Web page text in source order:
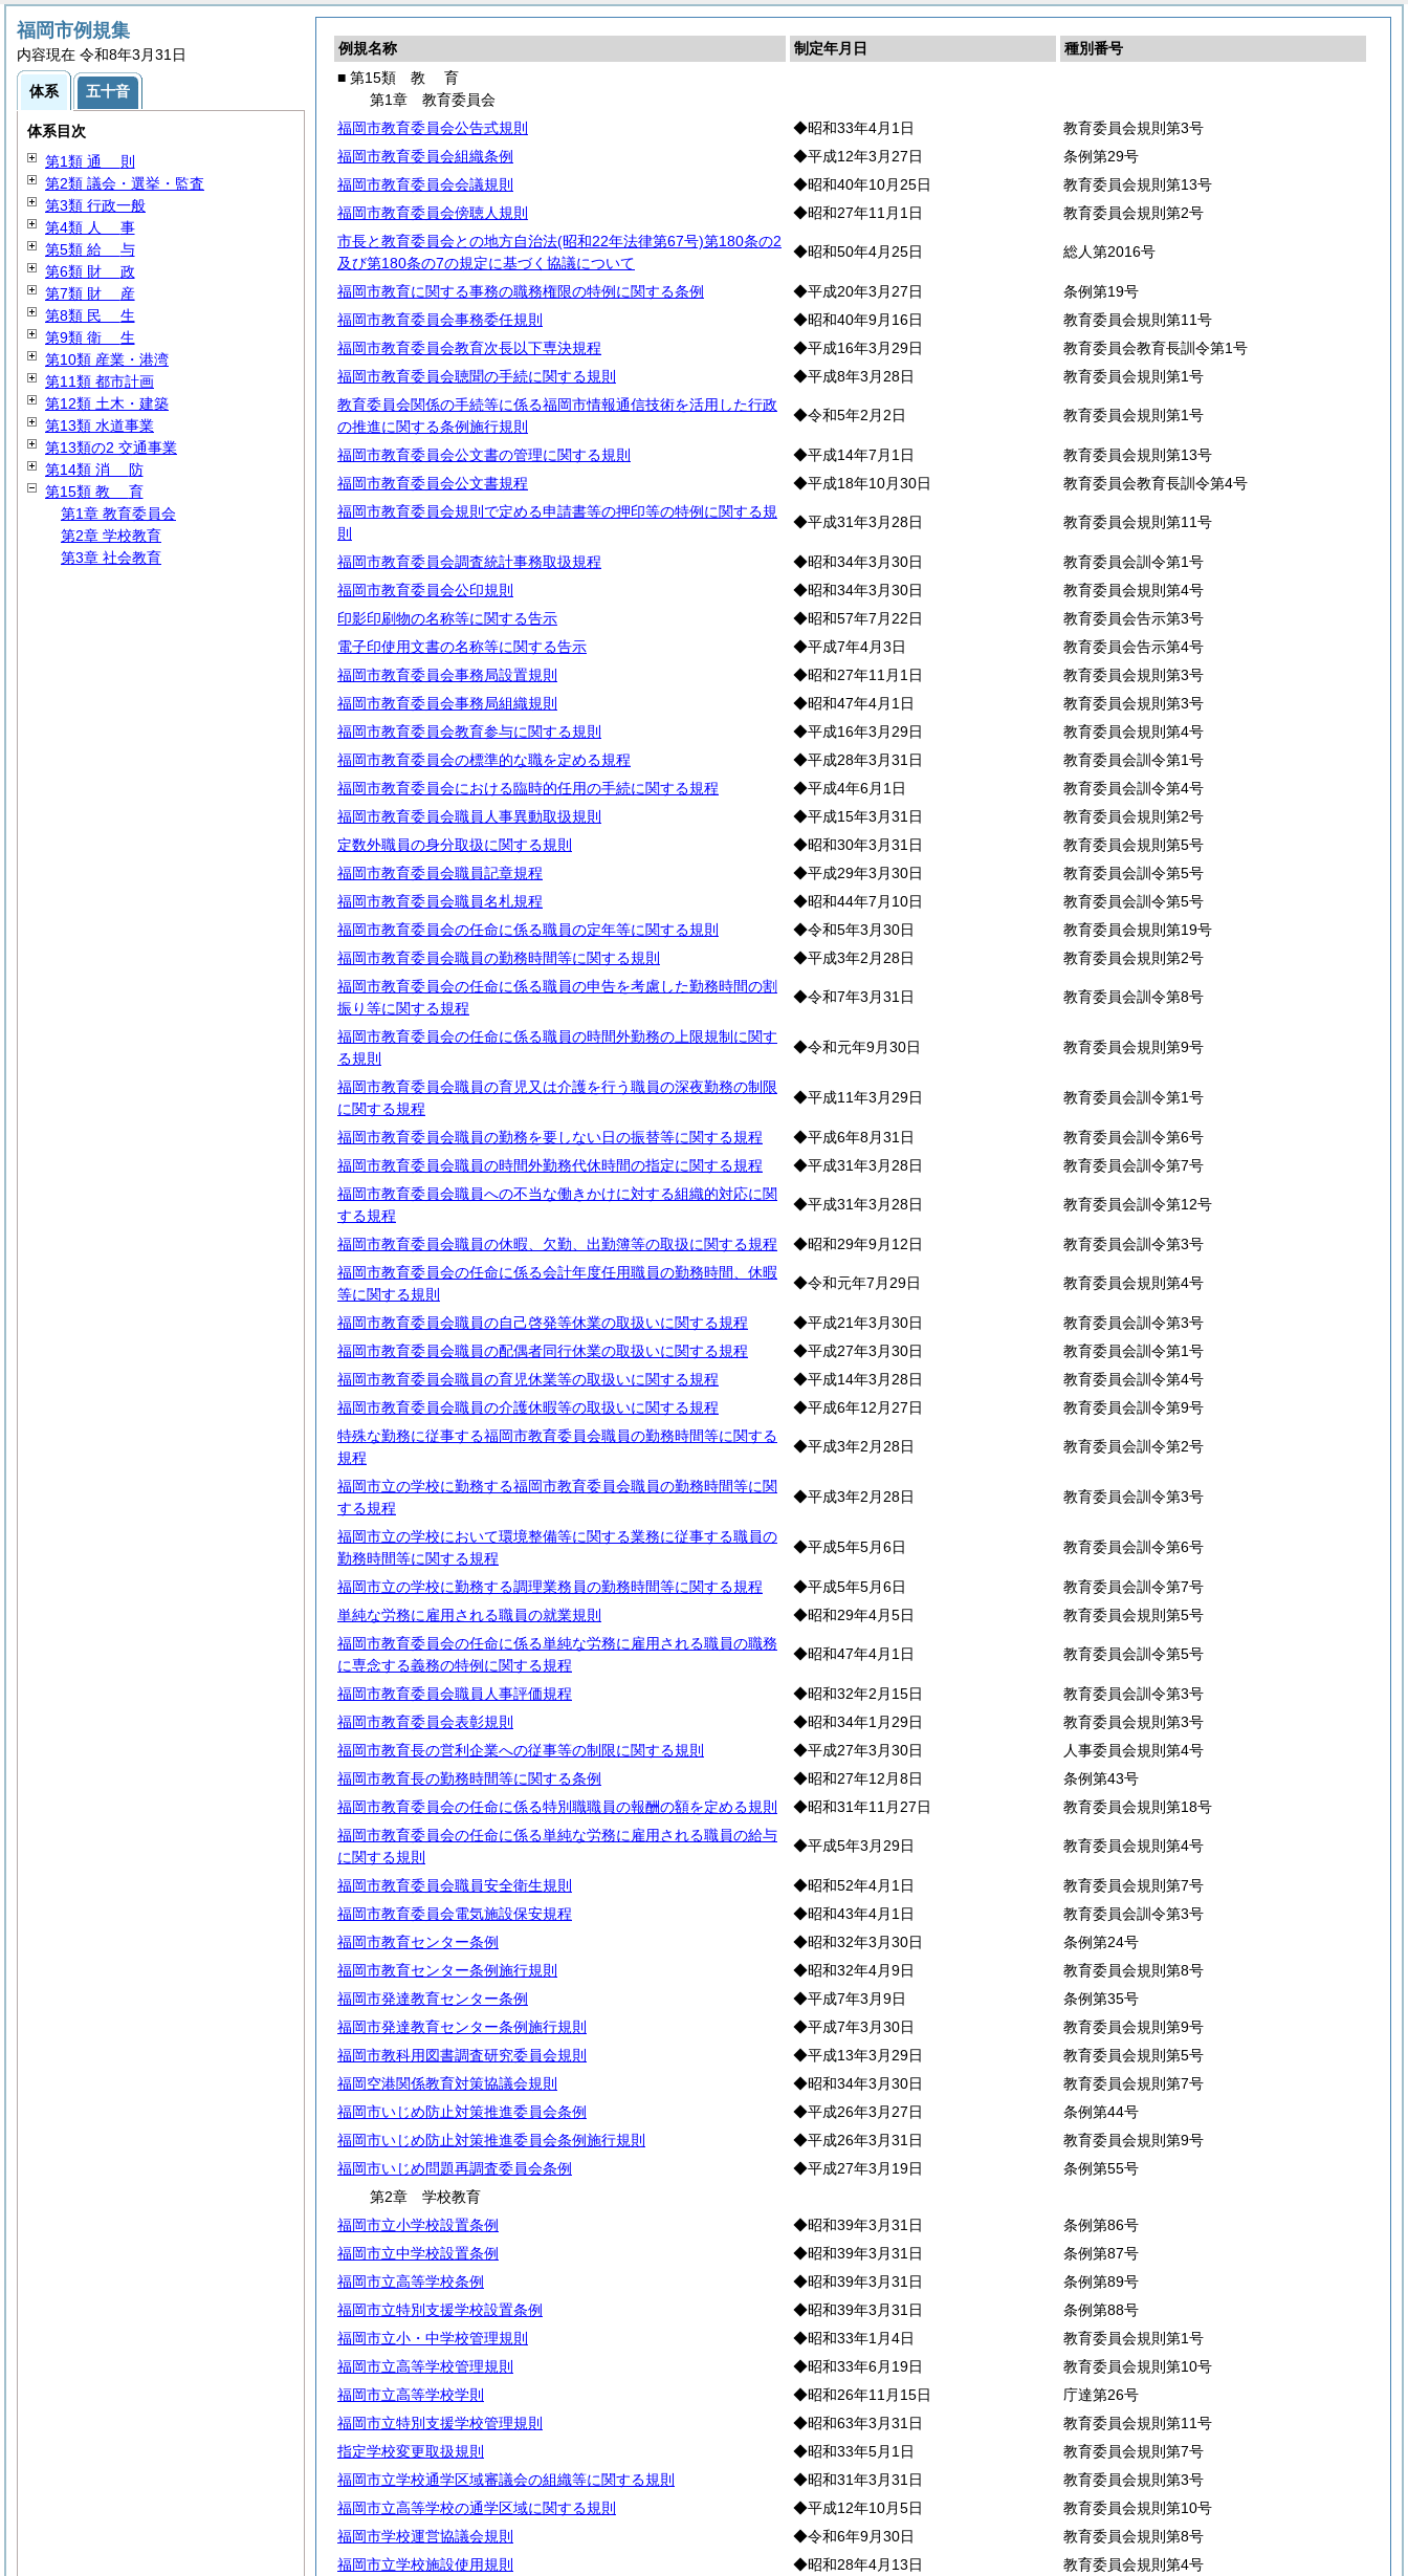
例規名称 制定年月日
種別番号
■ 第15類 教 育
第1章 教育委員会
福岡市教育委員会公告式規則
◆昭和33年4月1日
教育委員会規則第3号
福岡市教育委員会組織条例
◆平成12年3月27日
条例第29号
福岡市教育委員会会議規則
◆昭和40年10月25日
教育委員会規則第13号
福岡市教育委員会傍聴人規則
◆昭和27年11月1日
教育委員会規則第2号
市長と教育委員会との地方自治法(昭和22年法律第67号)第180条の2
及び第180条の7の規定に基づく協議について
◆昭和50年4月25日 総人第2016号
福岡市教育に関する事務の職務権限の特例に関する条例 ◆平成20年3月27日
条例第19号
福岡市教育委員会事務委任規則
◆昭和40年9月16日
教育委員会規則第11号
福岡市教育委員会教育次長以下専決規程
◆平成16年3月29日
教育委員会教育長訓令第1号
福岡市教育委員会聴聞の手続に関する規則
◆平成8年3月28日
教育委員会規則第1号
教育委員会関係の手続等に係る福岡市情報通信技術を活用した行政
の推進に関する条例施行規則
◆令和5年2月2日 教育委員会規則第1号
福岡市教育委員会公文書の管理に関する規則 ◆平成14年7月1日
教育委員会規則第13号
福岡市教育委員会公文書規程
◆平成18年10月30日
教育委員会教育長訓令第4号
福岡市教育委員会規則で定める申請書等の押印等の特例に関する規
則
◆平成31年3月28日 教育委員会規則第11号
福岡市教育委員会調査統計事務取扱規程 ◆昭和34年3月30日
教育委員会訓令第1号
福岡市教育委員会公印規則
◆昭和34年3月30日
教育委員会規則第4号
印影印刷物の名称等に関する告示
◆昭和57年7月22日
教育委員会告示第3号
電子印使用文書の名称等に関する告示
◆平成7年4月3日
教育委員会告示第4号
福岡市教育委員会事務局設置規則
◆昭和27年11月1日
教育委員会規則第3号
福岡市教育委員会事務局組織規則
◆昭和47年4月1日
教育委員会規則第3号
福岡市教育委員会教育参与に関する規則
◆平成16年3月29日
教育委員会規則第4号
福岡市教育委員会の標準的な職を定める規程
◆平成28年3月31日
教育委員会訓令第1号
福岡市教育委員会における臨時的任用の手続に関する規程
◆平成4年6月1日
教育委員会訓令第4号
福岡市教育委員会職員人事異動取扱規則
◆平成15年3月31日
教育委員会規則第2号
定数外職員の身分取扱に関する規則
◆昭和30年3月31日
教育委員会規則第5号
福岡市教育委員会職員記章規程
◆平成29年3月30日
教育委員会訓令第5号
福岡市教育委員会職員名札規程
◆昭和44年7月10日
教育委員会訓令第5号
福岡市教育委員会の任命に係る職員の定年等に関する規則
◆令和5年3月30日
教育委員会規則第19号
福岡市教育委員会職員の勤務時間等に関する規則
◆平成3年2月28日
教育委員会規則第2号
福岡市教育委員会の任命に係る職員の申告を考慮した勤務時間の割
振り等に関する規程
◆令和7年3月31日 教育委員会訓令第8号
福岡市教育委員会の任命に係る職員の時間外勤務の上限規制に関す
る規則
◆令和元年9月30日 教育委員会規則第9号
福岡市教育委員会職員の育児又は介護を行う職員の深夜勤務の制限
に関する規程
◆平成11年3月29日 教育委員会訓令第1号
福岡市教育委員会職員の勤務を要しない日の振替等に関する規程 ◆平成6年8月31日
教育委員会訓令第6号
福岡市教育委員会職員の時間外勤務代休時間の指定に関する規程
◆平成31年3月28日
教育委員会訓令第7号
福岡市教育委員会職員への不当な働きかけに対する組織的対応に関
する規程
◆平成31年3月28日 教育委員会訓令第12号
福岡市教育委員会職員の休暇、欠勤、出勤簿等の取扱に関する規程 ◆昭和29年9月12日
教育委員会訓令第3号
福岡市教育委員会の任命に係る会計年度任用職員の勤務時間、休暇
等に関する規則
◆令和元年7月29日 教育委員会規則第4号
福岡市教育委員会職員の自己啓発等休業の取扱いに関する規程 ◆平成21年3月30日
教育委員会訓令第3号
福岡市教育委員会職員の配偶者同行休業の取扱いに関する規程
◆平成27年3月30日
教育委員会訓令第1号
福岡市教育委員会職員の育児休業等の取扱いに関する規程
◆平成14年3月28日
教育委員会訓令第4号
福岡市教育委員会職員の介護休暇等の取扱いに関する規程
◆平成6年12月27日
教育委員会訓令第9号
特殊な勤務に従事する福岡市教育委員会職員の勤務時間等に関する
規程
◆平成3年2月28日 教育委員会訓令第2号
福岡市立の学校に勤務する福岡市教育委員会職員の勤務時間等に関
する規程
◆平成3年2月28日 教育委員会訓令第3号
福岡市立の学校において環境整備等に関する業務に従事する職員の
勤務時間等に関する規程
◆平成5年5月6日 教育委員会訓令第6号
福岡市立の学校に勤務する調理業務員の勤務時間等に関する規程 ◆平成5年5月6日
教育委員会訓令第7号
単純な労務に雇用される職員の就業規則
◆昭和29年4月5日
教育委員会規則第5号
福岡市教育委員会の任命に係る単純な労務に雇用される職員の職務
に専念する義務の特例に関する規程
◆昭和47年4月1日 教育委員会訓令第5号
福岡市教育委員会職員人事評価規程 ◆昭和32年2月15日
教育委員会訓令第3号
福岡市教育委員会表彰規則
◆昭和34年1月29日
教育委員会規則第3号
福岡市教育長の営利企業への従事等の制限に関する規則
◆平成27年3月30日
人事委員会規則第4号
福岡市教育長の勤務時間等に関する条例
◆昭和27年12月8日
条例第43号
福岡市教育委員会の任命に係る特別職職員の報酬の額を定める規則
◆昭和31年11月27日
教育委員会規則第18号
福岡市教育委員会の任命に係る単純な労務に雇用される職員の給与
に関する規則
◆平成5年3月29日 教育委員会規則第4号
福岡市教育委員会職員安全衛生規則 ◆昭和52年4月1日
教育委員会規則第7号
福岡市教育委員会電気施設保安規程
◆昭和43年4月1日
教育委員会訓令第3号
福岡市教育センター条例
◆昭和32年3月30日
条例第24号
福岡市教育センター条例施行規則
◆昭和32年4月9日
教育委員会規則第8号
福岡市発達教育センター条例
◆平成7年3月9日
条例第35号
福岡市発達教育センター条例施行規則
◆平成7年3月30日
教育委員会規則第9号
福岡市教科用図書調査研究委員会規則
◆平成13年3月29日
教育委員会規則第5号
福岡空港関係教育対策協議会規則
◆昭和34年3月30日
教育委員会規則第7号
福岡市いじめ防止対策推進委員会条例
◆平成26年3月27日
条例第44号
福岡市いじめ防止対策推進委員会条例施行規則
◆平成26年3月31日
教育委員会規則第9号
福岡市いじめ問題再調査委員会条例
◆平成27年3月19日
条例第55号
第2章 学校教育
福岡市立小学校設置条例
◆昭和39年3月31日
条例第86号
福岡市立中学校設置条例
◆昭和39年3月31日
条例第87号
福岡市立高等学校条例
◆昭和39年3月31日
条例第89号
福岡市立特別支援学校設置条例
◆昭和39年3月31日
条例第88号
福岡市立小・中学校管理規則
◆昭和33年1月4日
教育委員会規則第1号
福岡市立高等学校管理規則
◆昭和33年6月19日
教育委員会規則第10号
福岡市立高等学校学則
◆昭和26年11月15日
庁達第26号
福岡市立特別支援学校管理規則
◆昭和63年3月31日
教育委員会規則第11号
指定学校変更取扱規則
◆昭和33年5月1日
教育委員会規則第7号
福岡市立学校通学区域審議会の組織等に関する規則
◆昭和31年3月31日
教育委員会規則第3号
福岡市立高等学校の通学区域に関する規則
◆平成12年10月5日
教育委員会規則第10号
福岡市学校運営協議会規則
◆令和6年9月30日
教育委員会規則第8号
福岡市立学校施設使用規則
◆昭和28年4月13日
教育委員会規則第4号
福岡市例規集
内容現在 令和8年3月31日
体系 五十音
体系目次
第1類 通 則
第2類 議会・選挙・監査
第3類 行政一般
第4類 人 事
第5類 給 与
第6類 財 政
第7類 財 産
第8類 民 生
第9類 衛 生
第10類 産業・港湾
第11類 都市計画
第12類 土木・建築
第13類 水道事業
第13類の2 交通事業
第14類 消 防
第15類 教 育
第1章 教育委員会
第2章 学校教育
第3章 社会教育